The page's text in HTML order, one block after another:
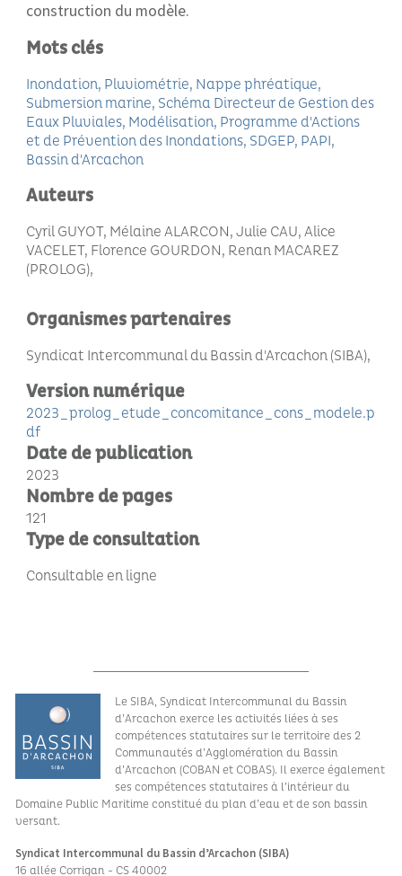
construction du modèle.
Mots clés
Inondation Pluviométrie Nappe phréatique
Submersion marine Schéma Directeur de Gestion des
Eaux Pluviales Modélisation Programme d'Actions
et de Prévention des Inondations SDGEP PAPI
Bassin d'Arcachon
Auteurs
Cyril GUYOT, Mélaine ALARCON, Julie CAU, Alice
VACELET, Florence GOURDON, Renan MACAREZ
(PROLOG)
Organismes partenaires
Syndicat Intercommunal du Bassin d'Arcachon (SIBA)
Version numérique
2023_prolog_etude_concomitance_cons_modele.p
df
Date de publication
2023
Nombre de pages
121
Type de consultation
Consultable en ligne
Le SIBA, Syndicat Intercommunal du Bassin
d’Arcachon exerce les activités liées à ses
compétences statutaires sur le territoire des 2
Communautés d’Agglomération du Bassin
d’Arcachon (COBAN et COBAS). Il exerce également
ses compétences statutaires à l’intérieur du
Domaine Public Maritime constitué du plan d’eau et de son bassin
versant.
Syndicat Intercommunal du Bassin d’Arcachon (SIBA)
16 allée Corrigan - CS 40002